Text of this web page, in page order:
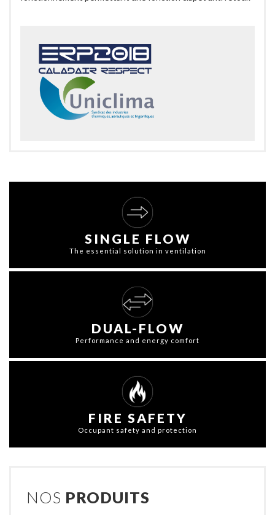
SINGLE FLOW
The essential solution in ventilation
DUAL-FLOW
Performance and energy comfort
FIRE SAFETY
Occupant safety and protection
NOS PRODUITS